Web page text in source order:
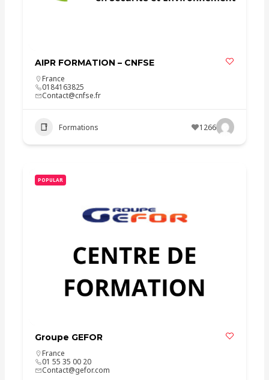
AIPR FORMATION – CNFSE
France
0184163825
Contact@cnfse.fr
Formations 1266
POPULAR
Groupe GEFOR
France
01 55 35 00 20
Contact@gefor.com